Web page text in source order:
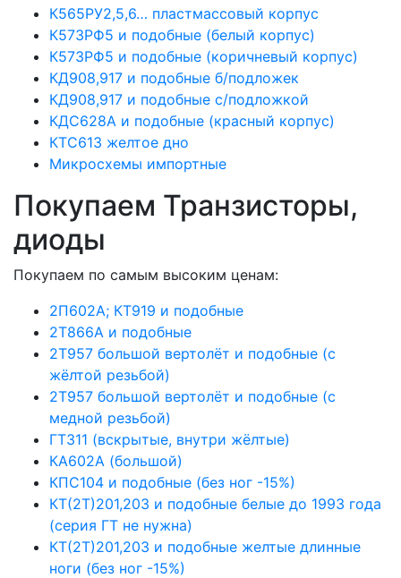
К565РУ2,5,6… пластмассовый корпус
К573РФ5 и подобные (белый корпус)
К573РФ5 и подобные (коричневый корпус)
КД908,917 и подобные б/подложек
КД908,917 и подобные с/подложкой
КДС628А и подобные (красный корпус)
КТС613 желтое дно
Микросхемы импортные
Покупаем Транзисторы,
диоды
Покупаем по самым высоким ценам:
2П602А; КТ919 и подобные
2Т866А и подобные
2Т957 большой вертолёт и подобные (с
жёлтой резьбой)
2Т957 большой вертолёт и подобные (с
медной резьбой)
ГТ311 (вскрытые, внутри жёлтые)
КА602А (большой)
КПС104 и подобные (без ног -15%)
КТ(2Т)201,203 и подобные белые до 1993 года
(серия ГТ не нужна)
КТ(2Т)201,203 и подобные желтые длинные
ноги (без ног -15%)